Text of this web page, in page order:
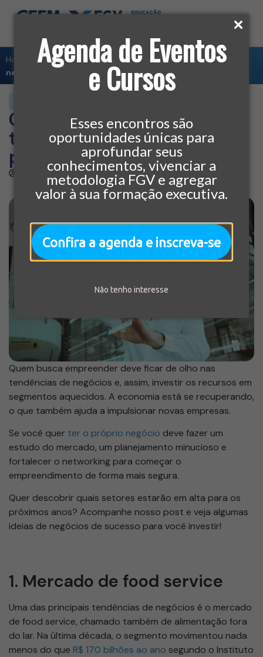
Agenda de Eventos
e Cursos
Esses encontros são
oportunidades únicas para
aprofundar seus
conhecimentos, vivenciar a
metodologia FGV e agregar
valor à sua formação executiva.
Confira a agenda e inscreva-se
Não tenho interesse
Home » Negócios
Confira as 7 principais tendências de
negócios para os próximos anos
Confira as 7 principais
tendências de negócios
para os próximos anos
CEEM 12/04/2019
Quem busca empreender deve ficar de olho nas
tendências de negócios e, assim, investir os recursos em
segmentos aquecidos. A economia está se recuperando,
o que também ajuda a impulsionar novas empresas.
Se você quer ter o próprio negócio deve fazer um
estudo do mercado, um planejamento minucioso e
fortalecer o networking para começar o
empreendimento de forma mais segura.
Quer descobrir quais setores estarão em alta para os
próximos anos? Acompanhe nosso post e veja algumas
ideias de negócios de sucesso para você investir!
1. Mercado de food service
Uma das principais tendências de negócios é o mercado
de food service, chamado também de alimentação fora
do lar. Na última década, o segmento movimentou nada
menos do que R$ 170 bilhões ao ano segundo o Instituto